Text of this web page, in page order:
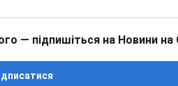
— підпишіться на Новини на